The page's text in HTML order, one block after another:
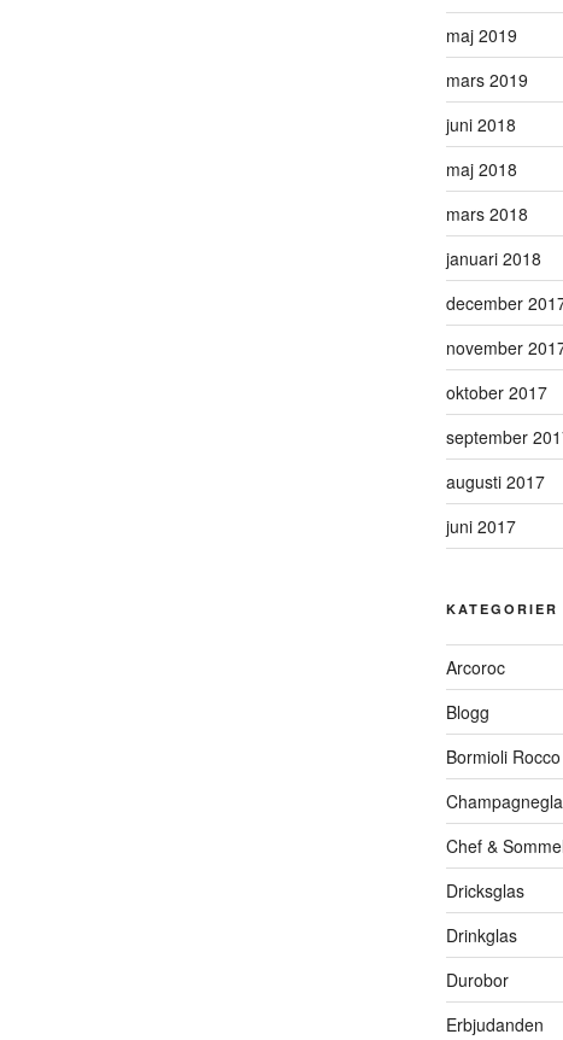
maj 2019
mars 2019
juni 2018
maj 2018
mars 2018
januari 2018
december
november
oktober 2017
september
augusti 2017
juni 2017
KATEGORIER
Arcoroc
Blogg
Bormioli Rocco
Chef &
Dricksglas
Drinkglas
Durobor
Erbjudanden